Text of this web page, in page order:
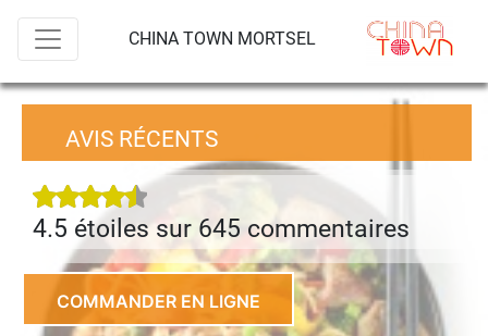
CHINA TOWN MORTSEL
AVIS RÉCENTS
4.5 étoiles sur 645 commentaires
COMMANDER EN LIGNE